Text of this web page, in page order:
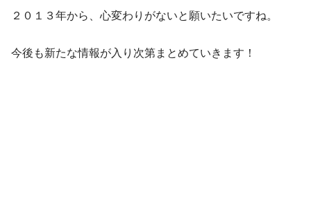
２０１３年から、心変わりがないと願いたいですね。
今後も新たな情報が入り次第まとめていきます！